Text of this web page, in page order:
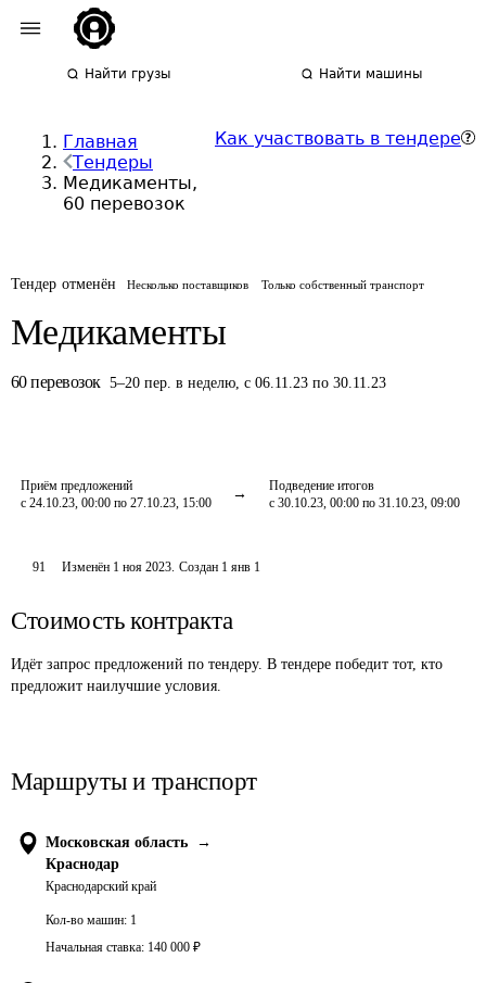
Найти грузы Найти машины
Главная
Тендеры
Медикаменты,
60 перевозок
Как участвовать в тендере
Тендер отменён Несколько поставщиков Только собственный транспорт
Медикаменты
60 перевозок 5–20 пер. в неделю, с 06.11.23 по 30.11.23
Приём предложений
с 24.10.23, 00:00 по 27.10.23, 15:00
Подведение итогов
с 30.10.23, 00:00 по 31.10.23, 09:00
91 Изменён 1 ноя 2023. Создан 1 янв 1
Стоимость контракта
Идёт запрос предложений по тендеру. В тендере победит тот, кто
предложит наилучшие условия.
Маршруты и транспорт
Московская область
→
Краснодар
Краснодарский край
Кол-во машин: 1
Начальная ставка: 140 000 ₽